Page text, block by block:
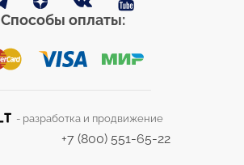
Способы оплаты:
- разработка и продвижение
+7 (800) 551-65-22